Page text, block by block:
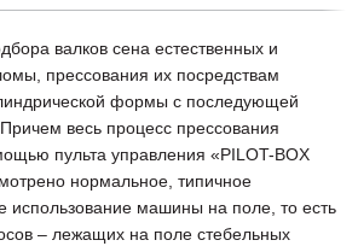
валков сена естественных и
прессования их посредствам
формы с последующей
весь процесс прессования
пульта управления «PILOT-BOX
нормальное, типичное
использование машины на поле, то есть
– лежащих на поле стебельных